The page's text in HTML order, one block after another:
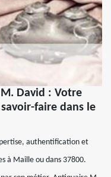
David : Votre
faire dans le
authentification et
à Maille ou dans 37800.